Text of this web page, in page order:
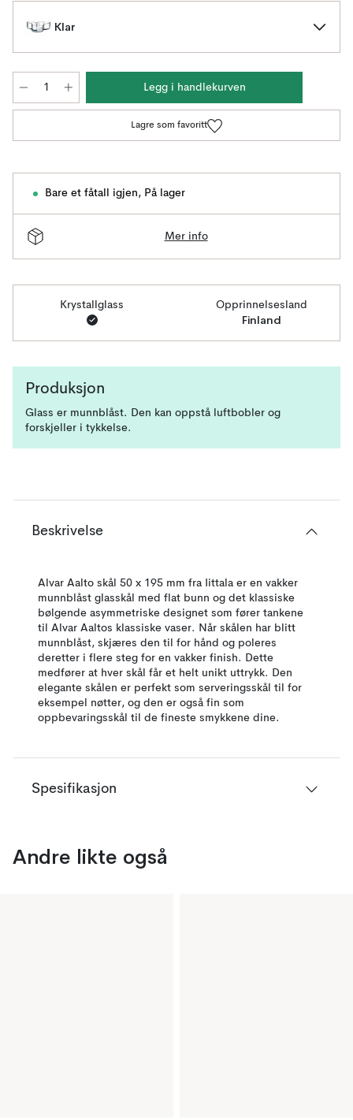
Klar
Legg i handlekurven
Lagre som favoritt
Bare et fåtall igjen, På lager
Mer info
Krystallglass Opprinnelsesland
Finland
Produksjon
Glass er munnblåst. Den kan oppstå luftbobler og
forskjeller i tykkelse.
Beskrivelse
Alvar Aalto skål 50 x 195 mm fra Iittala er en vakker
munnblåst glasskål med flat bunn og det klassiske
bølgende asymmetriske designet som fører tankene
til Alvar Aaltos klassiske vaser. Når skålen har blitt
munnblåst, skjæres den til for hånd og poleres
deretter i flere steg for en vakker finish. Dette
medfører at hver skål får et helt unikt uttrykk. Den
elegante skålen er perfekt som serveringsskål til for
eksempel nøtter, og den er også fin som
oppbevaringsskål til de fineste smykkene dine.
Spesifikasjon
Andre likte også